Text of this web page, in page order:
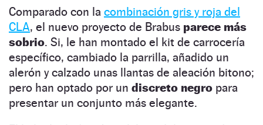
Comparado con la combinación gris y roja del
CLA, el nuevo proyecto de Brabus parece más
sobrio. Si, le han montado el kit de carrocería
específico, cambiado la parrilla, añadido un
alerón y calzado unas llantas de aleación bitono;
pero han optado por un discreto negro para
presentar un conjunto más elegante.